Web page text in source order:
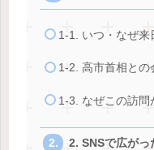
1-1. いつ・なぜ来
1-2. 高市首相との
1-3. なぜこの訪問
2. SNSで広がっ